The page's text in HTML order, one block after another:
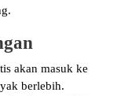
akan masuk ke
berlebih.